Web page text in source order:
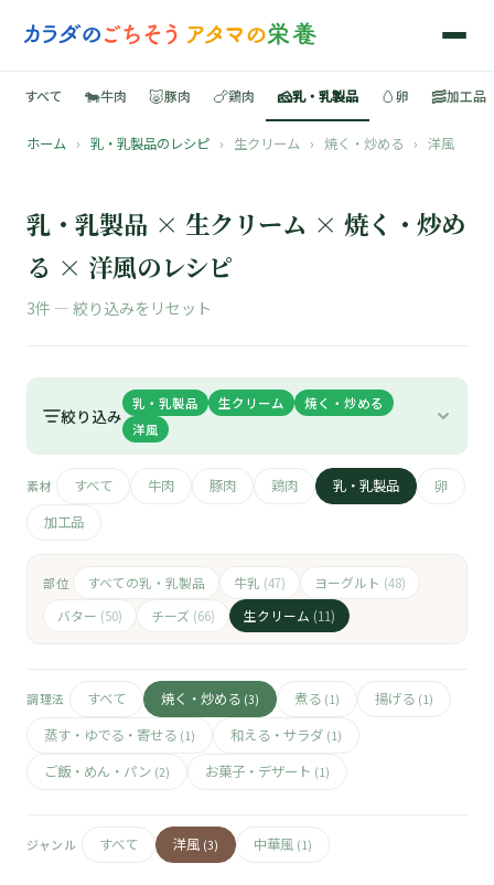
📚
🐷
🧀
すべて 🐄牛肉 🐷豚肉 🍗鶏肉 🧀乳・乳製品 🥚卵 🥓加工品
ホーム › 乳・乳製品のレシピ › 生クリーム › 焼く・炒める › 洋風
乳・乳製品 × 生クリーム × 焼く・炒め
る × 洋風のレシピ
3件 — 絞り込みをリセット
絞り込み
乳・乳製品 生クリーム
焼く・炒める
洋風
素材 すべて 牛肉 豚肉 鶏肉 乳・乳製品
卵
加工品
部位 すべての乳・乳製品 牛乳 (47) ヨーグルト (48)
バター (50) チーズ (66) 生クリーム (11)
調理法 すべて 焼く・炒める (3) 煮る (1) 揚げる (1)
蒸す・ゆでる・寄せる (1) 和える・サラダ (1)
ご飯・めん・パン (2) お菓子・デザート (1)
ジャンル すべて 洋風 (3) 中華風 (1)